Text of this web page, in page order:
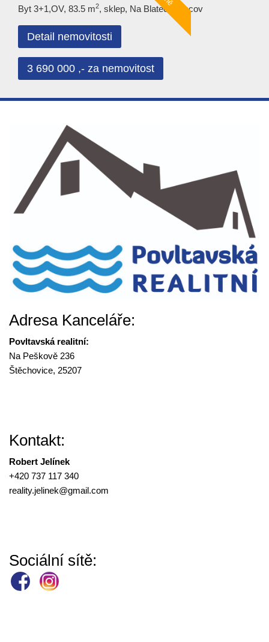
Byt 3+1,OV, 83.5 m2, sklep, Na Blatech, Pacov
Detail nemovitosti
3 690 000 ,- za nemovitost
Adresa Kanceláře:
Povltavská realitní:
Na Peškově 236
Štěchovice, 25207
Kontakt:
Robert Jelínek
+420 737 117 340
reality.jelinek@gmail.com
Sociální sítě: